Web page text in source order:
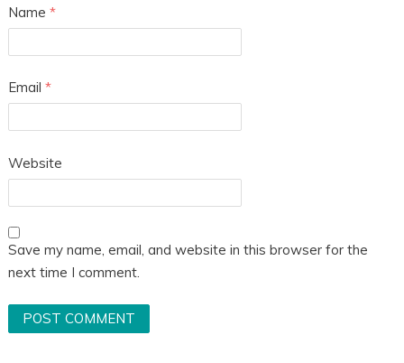
Name *
Email *
Website
Save my name, email, and website in this browser for the
next time I comment.